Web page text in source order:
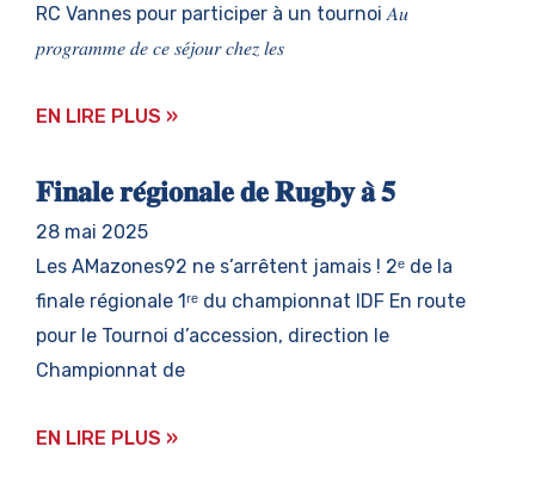
RC Vannes pour participer à un tournoi 𝐴𝑢
𝑝𝑟𝑜𝑔𝑟𝑎𝑚𝑚𝑒 𝑑𝑒 𝑐𝑒 𝑠𝑒́𝑗𝑜𝑢𝑟 𝑐ℎ𝑒𝑧 𝑙𝑒𝑠
EN LIRE PLUS »
𝐅𝐢𝐧𝐚𝐥𝐞 𝐫𝐞́𝐠𝐢𝐨𝐧𝐚𝐥𝐞 𝐝𝐞 𝐑𝐮𝐠𝐛𝐲 𝐚̀ 𝟓
28 mai 2025
Les AMazones92 ne s’arrêtent jamais ! 2ᵉ de la
finale régionale 1ʳᵉ du championnat IDF En route
pour le Tournoi d’accession, direction le
Championnat de
EN LIRE PLUS »